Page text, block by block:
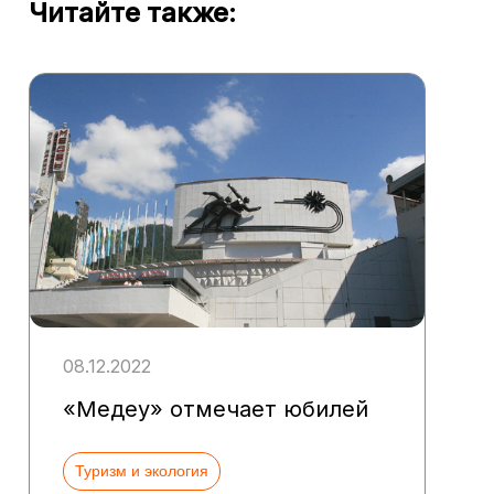
Читайте также:
08.12.2022
«Медеу» отмечает юбилей
Туризм и экология